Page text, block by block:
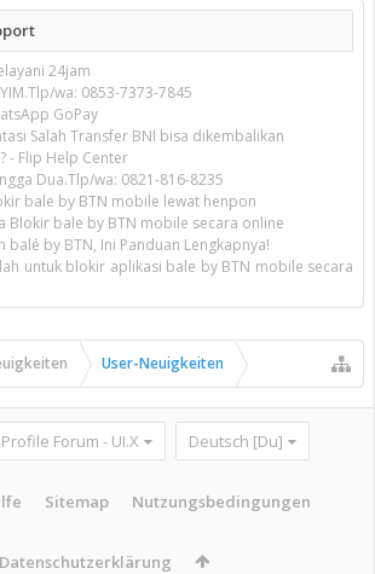
24jam
wa: 0853-7373-7845
GoPay
Salah Transfer BNI bisa dikembalikan
- Flip Help Center
Dua.Tlp/wa: 0821-816-8235
bale by BTN mobile lewat henpon
Blokir bale by BTN mobile secara online
balé by BTN, Ini Panduan Lengkapnya!
untuk blokir aplikasi bale by BTN mobile secara
User-Neuigkeiten
Forum - UI.X Deutsch [Du]
Sitemap Nutzungsbedingungen
Datenschutzerklärung